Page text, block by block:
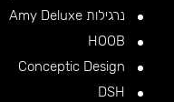
נרגילות Amy Deluxe